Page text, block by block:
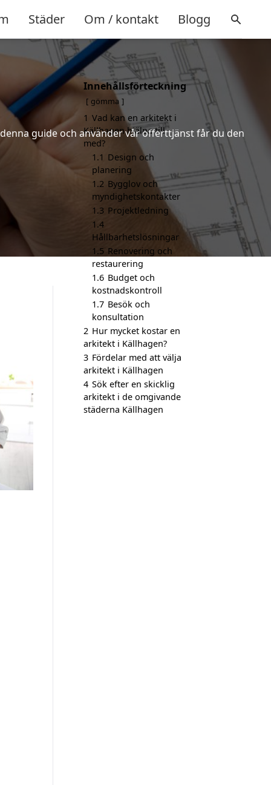
Städer Om / kontakt Blogg
guide och använder vår offerttjänst får du den
Innehållsförteckning
gömma
1 Vad kan en arkitekt i
Källhagen hjälpa till
med?
1.1 Design och
planering
1.2 Bygglov och
myndighetskontakter
1.3 Projektledning
1.4
Hållbarhetslösningar
1.5 Renovering och
restaurering
1.6 Budget och
kostnadskontroll
1.7 Besök och
konsultation
2 Hur mycket kostar en
arkitekt i Källhagen?
3 Fördelar med att välja
arkitekt i Källhagen
4 Sök efter en skicklig
arkitekt i de omgivande
städerna Källhagen